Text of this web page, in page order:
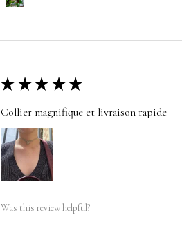
★ ★★ ★★
Collier magnifique et livraison rapide
Was this review helpful?